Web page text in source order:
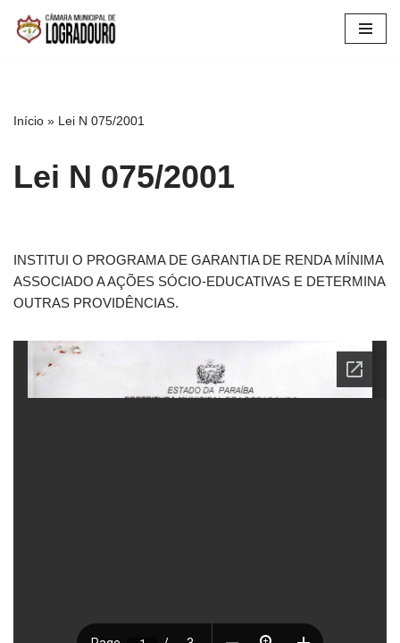
Pular
Início » Lei N 075/2001
Lei N 075/2001
INSTITUI O PROGRAMA DE GARANTIA DE RENDA MÍNIMA
ASSOCIADO A AÇÕES SÓCIO-EDUCATIVAS E DETERMINA
OUTRAS PROVIDÊNCIAS.